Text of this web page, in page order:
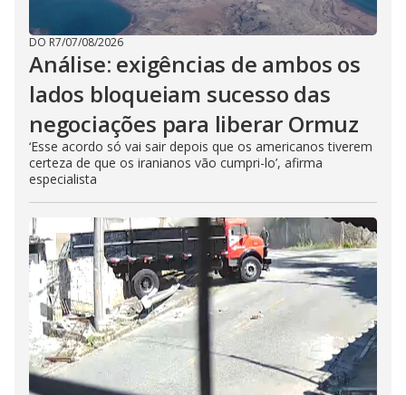
DO R7/07/08/2026
Análise: exigências de ambos os
lados bloqueiam sucesso das
negociações para liberar Ormuz
‘Esse acordo só vai sair depois que os americanos tiverem
certeza de que os iranianos vão cumpri-lo’, afirma
especialista